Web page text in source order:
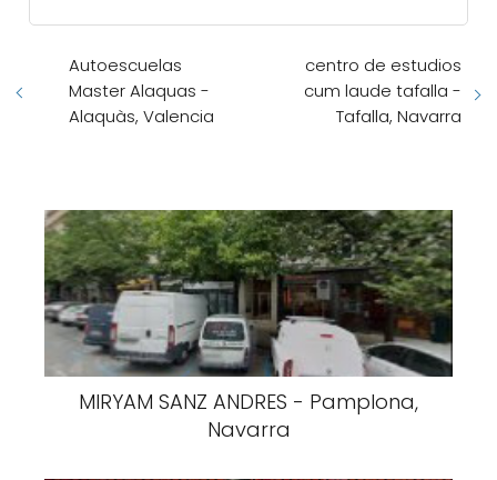
Autoescuelas
Master Alaquas -
Alaquàs, Valencia
centro de estudios
cum laude tafalla -
Tafalla, Navarra
MIRYAM SANZ ANDRES - Pamplona,
Navarra